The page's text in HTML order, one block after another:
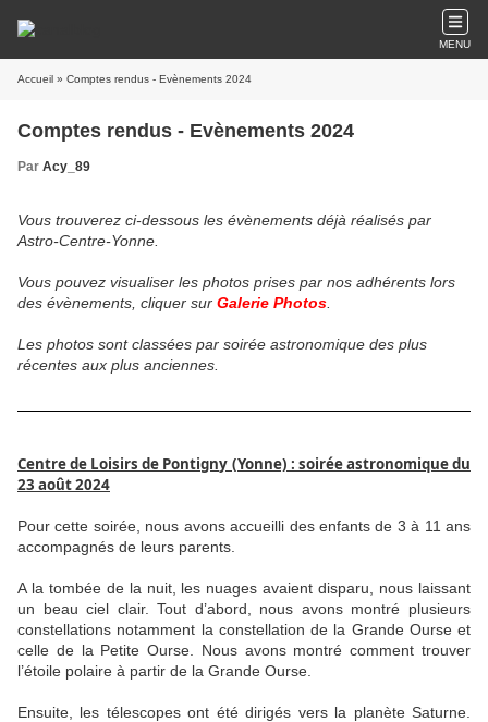
MENU
Accueil » Comptes rendus - Evènements 2024
Comptes rendus - Evènements 2024
Par Acy_89
Vous trouverez ci-dessous les évènements déjà réalisés par
Astro-Centre-Yonne.
Vous pouvez visualiser les photos prises par nos adhérents lors
des évènements, cliquer sur Galerie Photos
Les photos sont classées par soirée astronomique des plus
récentes aux plus anciennes.
Centre de Loisirs de Pontigny (Yonne) : soirée astronomique du
23 août 2024
Pour cette soirée, nous avons accueilli des enfants de 3 à 11 ans
accompagnés de leurs parents.
A la tombée de la nuit, les nuages avaient disparu, nous laissant
un beau ciel clair. Tout d’abord, nous avons montré plusieurs
constellations notamment la constellation de la Grande Ourse et
celle de la Petite Ourse. Nous avons montré comment trouver
l’étoile polaire à partir de la Grande Ourse.
Ensuite, les télescopes ont été dirigés vers la planète Saturne.